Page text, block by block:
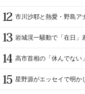
市川沙耶と熱愛・野島ア
岩城滉一騒動で「在日」
高市首相の「休んでな
星野源がエッセイで明か